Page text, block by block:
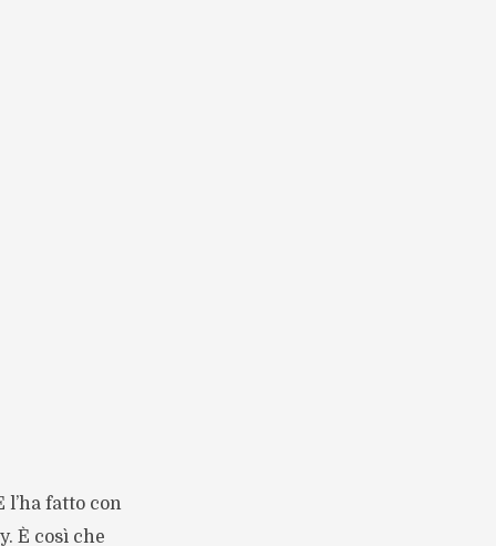
fatto con
È così che